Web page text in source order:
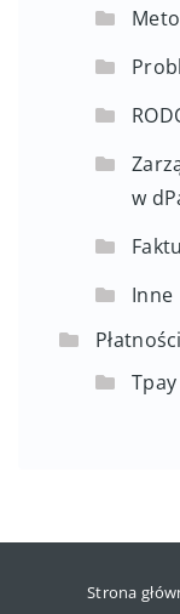
w
Inne
Tpay
Strona